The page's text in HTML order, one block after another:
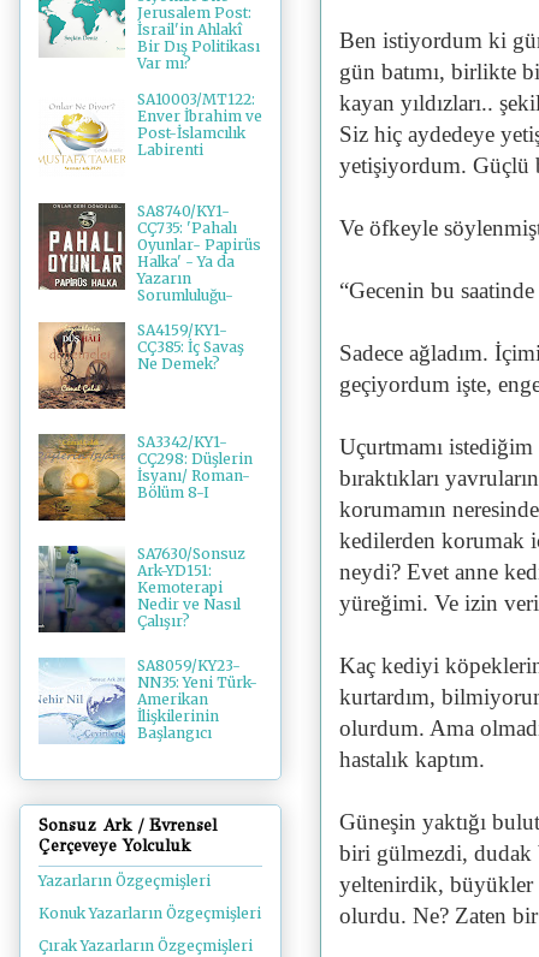
Ben istiyordum ki
gün batımı, birlikte
kayan yıldızları..
Siz hiç aydedeye
yetişiyordum. Güçlü
Ve öfkeyle
“Gecenin bu
Sadece ağladım.
geçiyordum işte,
Uçurtmamı
bıraktıkları
korumamın
kedilerden korumak
neydi? Evet anne
yüreğimi. Ve izin
Kaç kediyi
kurtardım,
olurdum. Ama
hastalık kaptım.
Güneşin yaktığı
biri gülmezdi, dudak
yeltenirdik, büyükler
olurdu. Ne? Zaten
Jerusalem Post:
İsrail'in Ahlakî
Bir Dış Politikası
Var mı?
SA10003/MT122:
Enver İbrahim ve
Post-İslamcılık
Labirenti
SA8740/KY1-
CÇ735: 'Pahalı
Oyunlar- Papirüs
Halka' - Ya da
Yazarın
Sorumluluğu-
SA4159/KY1-
CÇ385: İç Savaş
Ne Demek?
SA3342/KY1-
CÇ298: Düşlerin
İsyanı/ Roman-
Bölüm 8-I
SA7630/Sonsuz
Ark-YD151:
Kemoterapi
Nedir ve Nasıl
Çalışır?
SA8059/KY23-
NN35: Yeni Türk-
Amerikan
İlişkilerinin
Başlangıcı
Sonsuz Ark / Evrensel
Çerçeveye Yolculuk
Yazarların Özgeçmişleri
Konuk Yazarların Özgeçmişleri
Çırak Yazarların Özgeçmişleri